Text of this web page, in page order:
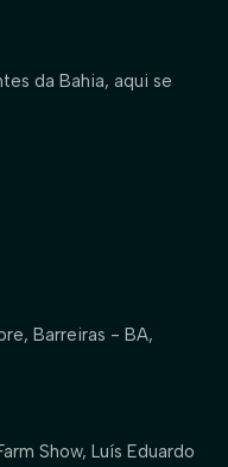
da Bahia, aqui se
Barreiras - BA,
Show, Luís Eduardo